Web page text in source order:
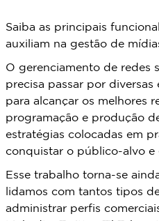
Saiba as principais
auxiliam na gestão de
O gerenciamento de redes
precisa passar por
para alcançar os melhores
programação e produção
estratégias colocadas em
conquistar o público-alvo e
Esse trabalho torna-se
lidamos com tantos tipos
administrar perfis